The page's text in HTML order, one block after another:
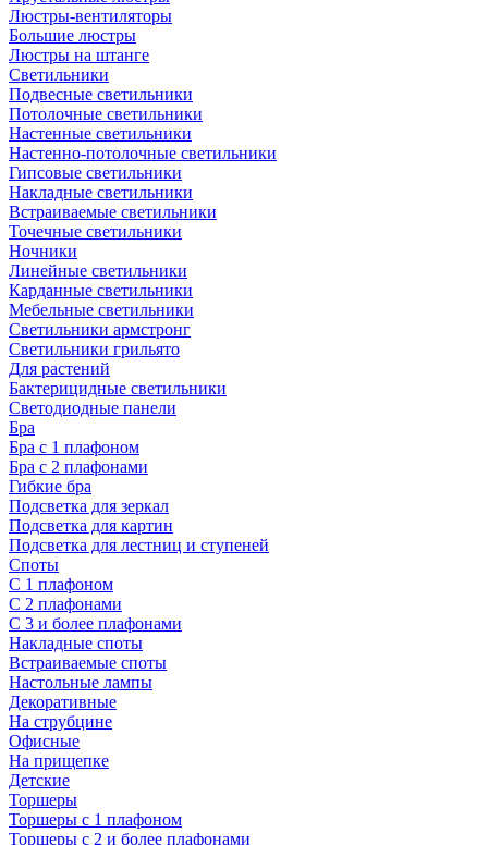
Люстры-вентиляторы
Большие люстры
Люстры на штанге
Светильники
Подвесные светильники
Потолочные светильники
Настенные светильники
Настенно-потолочные светильники
Гипсовые светильники
Накладные светильники
Встраиваемые светильники
Точечные светильники
Ночники
Линейные светильники
Карданные светильники
Мебельные светильники
Светильники армстронг
Светильники грильято
Для растений
Бактерицидные светильники
Светодиодные панели
Бра
Бра с 1 плафоном
Бра с 2 плафонами
Гибкие бра
Подсветка для зеркал
Подсветка для картин
Подсветка для лестниц и ступеней
Споты
С 1 плафоном
С 2 плафонами
С 3 и более плафонами
Накладные споты
Встраиваемые споты
Настольные лампы
Декоративные
На струбцине
Офисные
На прищепке
Детские
Торшеры
Торшеры с 1 плафоном
Торшеры с 2 и более плафонами